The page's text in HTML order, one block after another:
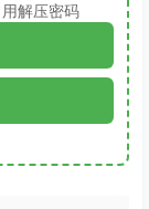
解压密码